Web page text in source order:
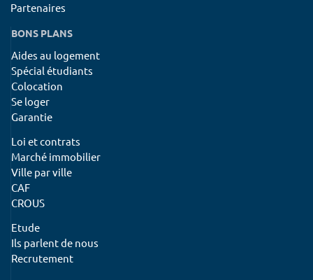
Partenaires
BONS PLANS
Aides au logement
Spécial étudiants
Colocation
Se loger
Garantie
Loi et contrats
Marché immobilier
Ville par ville
CAF
CROUS
Etude
Ils parlent de nous
Recrutement